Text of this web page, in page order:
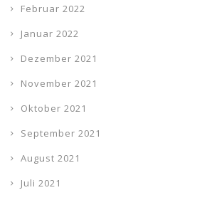
Februar 2022
Januar 2022
Dezember 2021
November 2021
Oktober 2021
September 2021
August 2021
Juli 2021